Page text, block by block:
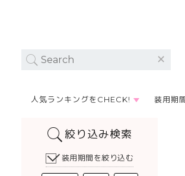
人気ランキングをCHECK! 装用期
絞り込み検索
装用期間を絞り込む